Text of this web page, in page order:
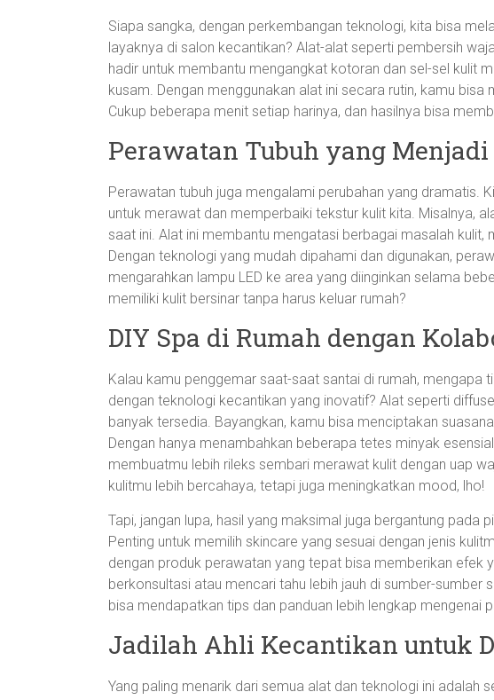
Siapa sangka, dengan perkembangan teknologi, kita bisa
layaknya di salon kecantikan? Alat-alat seperti pembersih
hadir untuk membantu mengangkat kotoran dan sel-sel kulit
kusam. Dengan menggunakan alat ini secara rutin, kamu
Cukup beberapa menit setiap harinya, dan hasilnya bisa
Perawatan Tubuh yang
Perawatan tubuh juga mengalami perubahan yang dramatis.
untuk merawat dan memperbaiki tekstur kulit kita. Misalnya,
saat ini. Alat ini membantu mengatasi berbagai masalah kulit,
Dengan teknologi yang mudah dipahami dan digunakan,
mengarahkan lampu LED ke area yang diinginkan selama
memiliki kulit bersinar tanpa harus keluar rumah?
DIY Spa di Rumah dengan
Kalau kamu penggemar saat-saat santai di rumah, mengapa
dengan teknologi kecantikan yang inovatif? Alat seperti
banyak tersedia. Bayangkan, kamu bisa menciptakan
Dengan hanya menambahkan beberapa tetes minyak
membuatmu lebih rileks sembari merawat kulit dengan uap
kulitmu lebih bercahaya, tetapi juga meningkatkan mood, lho!
Tapi, jangan lupa, hasil yang maksimal juga bergantung pada
Penting untuk memilih skincare yang sesuai dengan jenis
dengan produk perawatan yang tepat bisa memberikan efek
berkonsultasi atau mencari tahu lebih jauh di sumber-sumber
bisa mendapatkan tips dan panduan lebih lengkap mengenai
Jadilah Ahli Kecantikan untuk
Yang paling menarik dari semua alat dan teknologi ini adalah